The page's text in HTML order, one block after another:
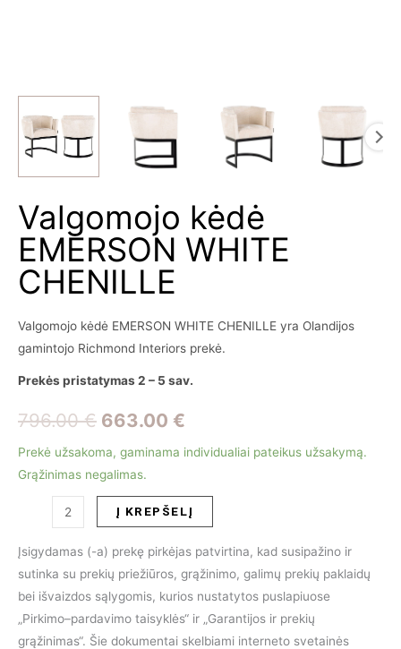
Valgomojo kėdė
EMERSON WHITE
CHENILLE
Valgomojo kėdė EMERSON WHITE CHENILLE yra Olandijos
gamintojo Richmond Interiors prekė.
Prekės pristatymas 2 – 5 sav.
796.00€ Original
price
was:
796.00 €.
663.00 €
price
663.00 €.
Prekė užsakoma, gaminama individualiai pateikus užsakymą.
Grąžinimas negalimas.
produkto
Valgomojo
kėdė
EMERSON
WHITE
CHENILLE
Į KREPŠELĮ
Įsigydamas (-a) prekę pirkėjas patvirtina, kad susipažino ir
sutinka su prekių priežiūros, grąžinimo, galimų prekių paklaidų
bei išvaizdos sąlygomis, kurios nustatytos puslapiuose
„Pirkimo–pardavimo taisyklės“ ir „Garantijos ir prekių
grąžinimas“. Šie dokumentai skelbiami interneto svetainės